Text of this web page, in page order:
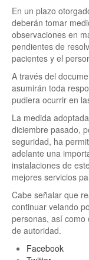
En un plazo
deberán tomar
observaciones en
pendientes de
pacientes y el
A través del
asumirán toda
pudiera ocurrir en
La medida
diciembre pasado,
seguridad, ha
adelante una
instalaciones de
mejores servicios
Cabe señalar que
continuar velando
personas, así como
de autoridad.
Facebook